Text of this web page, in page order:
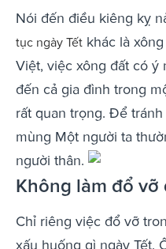
Nói đến điều kiêng kỵ
tục ngày Tết khác là
Việt, việc xông đất có ý
đến cả gia đình trong
rất quan trọng. Để
mùng Một người ta
người thân.
Không làm đổ vỡ
Chỉ riêng việc đổ vỡ
xấu huống gì ngày Tết.